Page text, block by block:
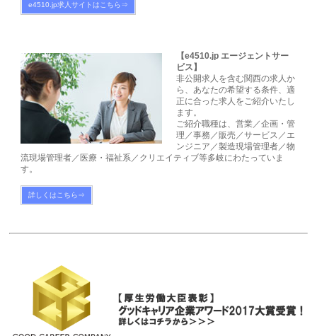
e4510.jp求人サイトはこちら⇒
【e4510.jp エージェントサー
ビス】
非公開求人を含む関西の求人か
ら、あなたの希望する条件、適
正に合った求人をご紹介いたし
ます。
ご紹介職種は、営業／企画・管
理／事務／販売／サービス／エ
ンジニア／製造現場管理者／物
流現場管理者／医療・福祉系／クリエイティブ等多岐にわたっていま
す。
詳しくはこちら⇒